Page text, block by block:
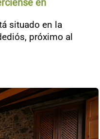
en
situado en la
próximo al